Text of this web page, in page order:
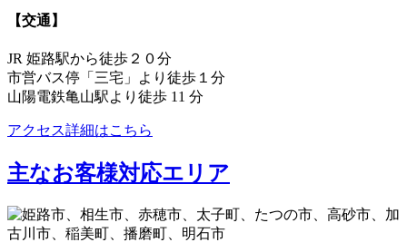
【交通】
JR 姫路駅から徒歩２０分
市営バス停「三宅」より徒歩１分
山陽電鉄亀山駅より徒歩 11 分
アクセス詳細はこちら
主なお客様対応エリア